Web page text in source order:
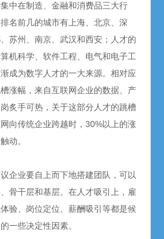
中在制造、金融和消费品三大行
名前几的城市有上海、北京、深
苏州、南京、武汉和西安；人才的
机科学、软件工程、电气和电子工
成为数字人才的一大来源。相对应
涨幅，来自互联网企业的数据、产
炙手可热，关于这部分人才的跳槽
向传统企业跨越时，30%以上的涨
动。
企业要自上而下地搭建团队，可以
骨干层和基层。在人才吸引上，雇
验、岗位定位、薪酬吸引等都是候
一些决定性因素。